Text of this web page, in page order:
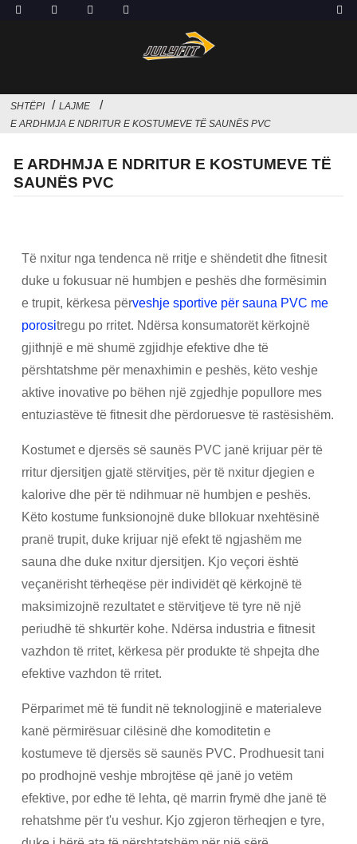
SHTËPI
LAJME
E ARDHMJA E NDRITUR E KOSTUMEVE TË SAUNËS PVC
E ARDHMJA E NDRITUR E KOSTUMEVE TË
SAUNËS PVC
Të nxitur nga tendenca në rritje e shëndetit dhe fitnesit
duke u fokusuar në humbjen e peshës dhe formësimin
e trupit, kërkesa përveshje sportive për sauna PVC me
porositregu po rritet. Ndërsa konsumatorët kërkojnë
gjithnjë e më shumë zgjidhje efektive dhe të
përshtatshme për menaxhimin e peshës, këto veshje
aktive inovative po bëhen një zgjedhje popullore mes
entuziastëve të fitnesit dhe përdoruesve të rastësishëm.
Kostumet e djersës së saunës PVC janë krijuar për të
rritur djersitjen gjatë stërvitjes, për të nxitur djegien e
kalorive dhe për të ndihmuar në humbjen e peshës.
Këto kostume funksionojnë duke bllokuar nxehtësinë
pranë trupit, duke krijuar një efekt të ngjashëm me
sauna dhe duke nxitur djersitjen. Kjo veçori është
veçanërisht tërheqëse për individët që kërkojnë të
maksimizojnë rezultatet e stërvitjeve të tyre në një
periudhë të shkurtër kohe. Ndërsa industria e fitnesit
vazhdon të rritet, kërkesa për produkte të shpejta dhe
efektive vazhdon të rritet.
Përparimet më të fundit në teknologjinë e materialeve
kanë përmirësuar cilësinë dhe komoditetin e
kostumeve të djersës së saunës PVC. Prodhuesit tani
po prodhojnë veshje mbrojtëse që janë jo vetëm
efektive, por edhe të lehta, që marrin frymë dhe janë të
rehatshme për t'u veshur. Kjo zgjeron tërheqjen e tyre,